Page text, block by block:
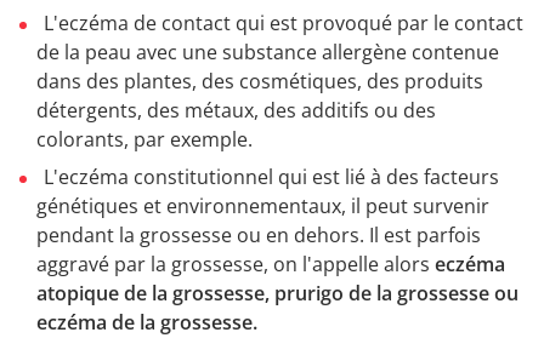
L'eczéma de contact qui est provoqué par le contact
de la peau avec une substance allergène contenue
dans des plantes, des cosmétiques, des produits
détergents, des métaux, des additifs ou des
colorants, par exemple.
L'eczéma constitutionnel qui est lié à des facteurs
génétiques et environnementaux, il peut survenir
pendant la grossesse ou en dehors. Il est parfois
aggravé par la grossesse, on l'appelle alors eczéma
atopique de la grossesse, prurigo de la grossesse ou
eczéma de la grossesse.